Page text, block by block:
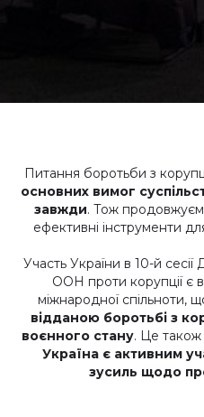
Питання боротьби з
основних вимог
завжди. Тож
ефективні інструменти
Участь України в 10-й
ООН проти корупції є
міжнародної спільноти,
відданою боротьбі з
воєнного стану. Це також
Україна є активним
зусиль щодо